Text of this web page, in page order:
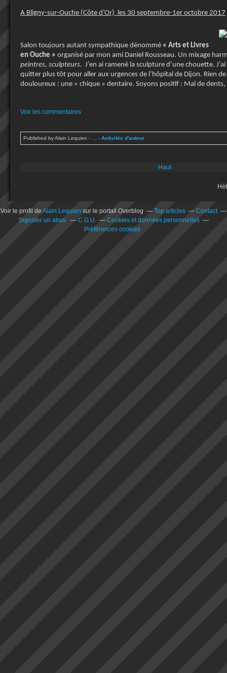
A Bligny-sur-Ouche (Côte d’Or) les 30 septembre-1er octobre 2017
Salon toujours autant sympathique dénommé « Arts et Livres
en Ouche » organisé par mon ami Daniel Rousseau. Un mixage
peintres, sculpteurs. J’en ai ramené la sculpture d’une chouette.
quitter plus tôt pour aller aux urgences de l’hôpital de Dijon. Rien
douloureux : une « chique » dentaire. Soyons positif : Mal de
Voir les commentaires
Published by Alain Lequien - … - Activités d'auteur
Haut
Voir le profil de Alain Lequien sur le portail Overblog Top articles
Contact
Signaler un abus
C.G.U.
Cookies et données personnelles
Préférences cookies